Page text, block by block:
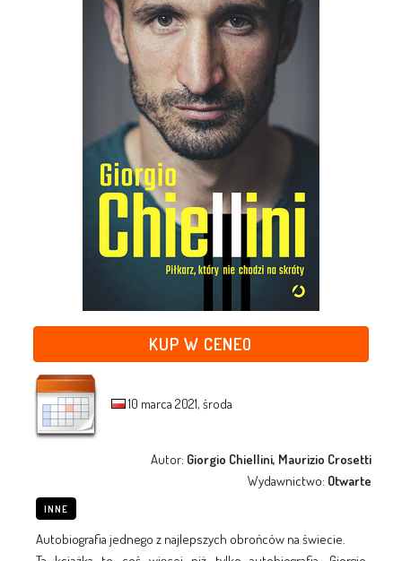
KUP W CENEO
10 marca 2021, środa
Autor: Giorgio Chiellini, Maurizio Crosetti
Wydawnictwo: Otwarte
INNE
Autobiografia jednego z najlepszych obrońców na świecie.